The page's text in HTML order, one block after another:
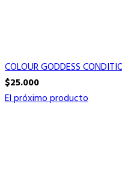
COLOUR GODDESS
$25.000
El próximo producto